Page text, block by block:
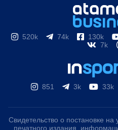
520k 74k 130k
7k
851 3k 33k
Свидетельство о постановке на
печатного издания,